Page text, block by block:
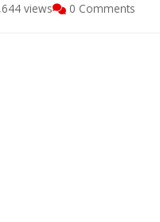
views 0 Comments